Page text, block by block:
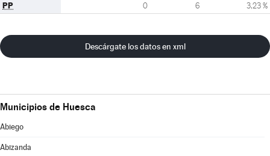
PP 0 6 3,23 %
Descárgate los datos en xml
Municipios de Huesca
Abiego
Abizanda